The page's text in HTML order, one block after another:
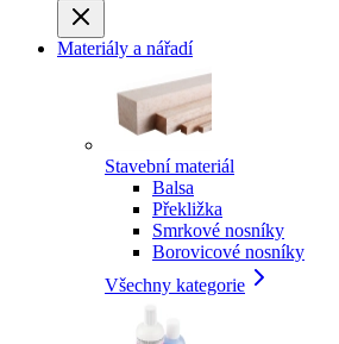
Materiály a nářadí
Stavební materiál
Balsa
Překližka
Smrkové nosníky
Borovicové nosníky
Všechny kategorie